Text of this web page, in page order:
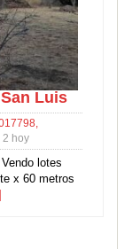
Luis
hoy
lotes
x 60 metros